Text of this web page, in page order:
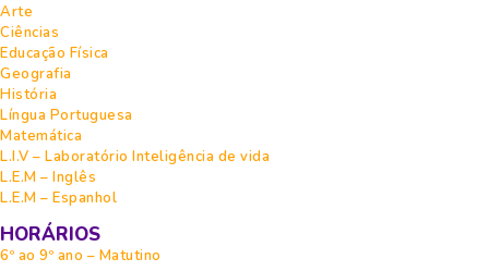
Arte
Ciências
Educação Física
Geografia
História
Língua Portuguesa
Matemática
L.I.V – Laboratório Inteligência de vida
L.E.M – Inglês
L.E.M – Espanhol
HORÁRIOS
6º ao 9º ano – Matutino